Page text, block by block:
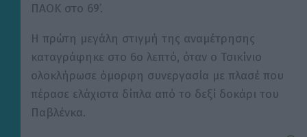
ΠΑΟΚ στο 69’.
Η πρώτη μεγάλη στιγμή της αναμέτρησης
καταγράφηκε στο 6ο λεπτό, όταν ο Τσικίνιο
ολοκλήρωσε όμορφη συνεργασία με πλασέ που
πέρασε ελάχιστα δίπλα από το δεξί δοκάρι του
Παβλένκα.